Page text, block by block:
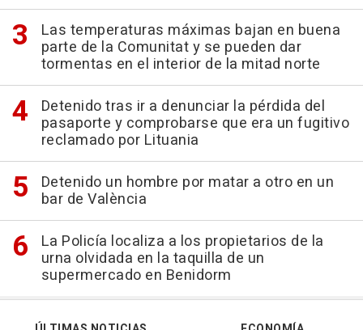
Las temperaturas máximas bajan en buena
parte de la Comunitat y se pueden dar
tormentas en el interior de la mitad norte
Detenido tras ir a denunciar la pérdida del
pasaporte y comprobarse que era un fugitivo
reclamado por Lituania
Detenido un hombre por matar a otro en un
bar de València
La Policía localiza a los propietarios de la
urna olvidada en la taquilla de un
supermercado en Benidorm